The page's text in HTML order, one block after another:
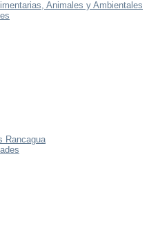
Animales y Ambientales
Rancagua